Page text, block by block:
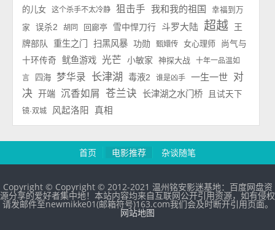
的儿女 这个杀手不太冷静 狙击手 我和我的祖国 幸福到万
家 误杀2 胡同 回廊亭 雪中悍刀行 斗罗大陆 超越
王
牌部队
重生之门 扫黑风暴 功勋 甄嬛传 女心理师
尚气与
十环传奇
鱿鱼游戏 光芒 小敏家 神探大战
十年一品温如
言
四海 梦华录 长津湖 毒液2 谁是凶手 一生一世 对
决 开端 沉香如屑 苍兰诀 长津湖之水门桥 且试天下
镜·双城 风起洛阳 真相
首页 电影推荐 杂谈随笔
Copyright © Copyright © 2012-2021 温州铭安影迷基地：百度网盘资
源分享的爱好者集中地！本站内容均来自互联网公开引用资源，如有侵权
请发邮件至newmikke01(邮箱符号)163.com我们会及时断开引用页面。
网站地图